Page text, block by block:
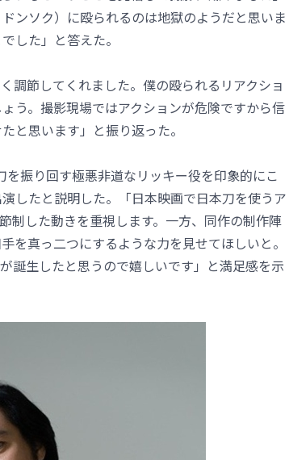
ンソク）に殴られるのは地獄のようだと思いま
した」と答えた。
調節してくれました。僕の殴られるリアクショ
う。撮影現場ではアクションが危険ですから信
と思います」と振り返った。
振り回す極悪非道なリッキー役を印象的にこ
したと説明した。「日本映画で日本刀を使うア
制した動きを重視します。一方、同作の制作陣
を真っ二つにするような力を見せてほしいと。
誕生したと思うので嬉しいです」と満足感を示